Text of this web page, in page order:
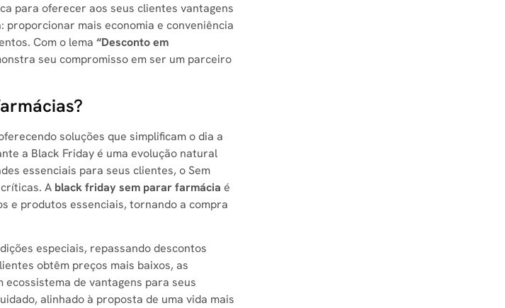
para oferecer aos seus clientes vantagens
mais economia e conveniência
Com o lema “Desconto em
seu compromisso em ser um parceiro
soluções que simplificam o dia a
a Black Friday é uma evolução natural
essenciais para seus clientes, o Sem
A black friday sem parar farmácia é
e produtos essenciais, tornando a compra
especiais, repassando descontos
obtêm preços mais baixos, as
de vantagens para seus
alinhado à proposta de uma vida mais